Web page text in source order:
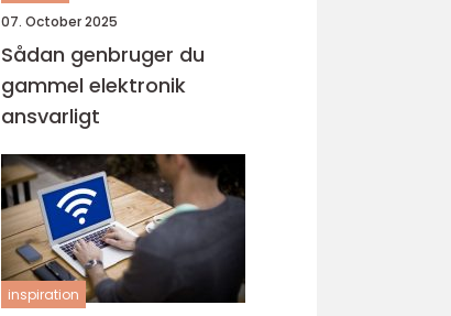
07. October 2025
Sådan genbruger du
gammel elektronik
ansvarligt
inspiration